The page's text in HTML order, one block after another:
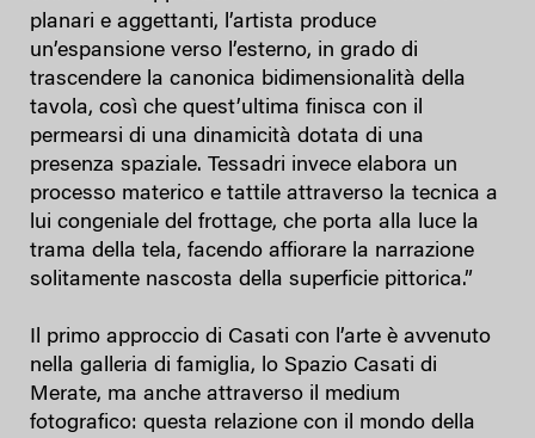
planari e aggettanti, l’artista produce
un’espansione verso l’esterno, in grado di
trascendere la canonica bidimensionalità della
tavola, così che quest’ultima finisca con il
permearsi di una dinamicità dotata di una
presenza spaziale. Tessadri invece elabora un
processo materico e tattile attraverso la tecnica a
lui congeniale del frottage, che porta alla luce la
trama della tela, facendo affiorare la narrazione
solitamente nascosta della superficie pittorica.”
Il primo approccio di Casati con l’arte è avvenuto
nella galleria di famiglia, lo Spazio Casati di
Merate, ma anche attraverso il medium
fotografico: questa relazione con il mondo della